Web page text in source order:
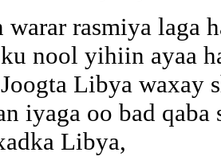
warar rasmiya laga
nool yihiin ayaa
Libya waxay
iyaga oo bad
Libya,